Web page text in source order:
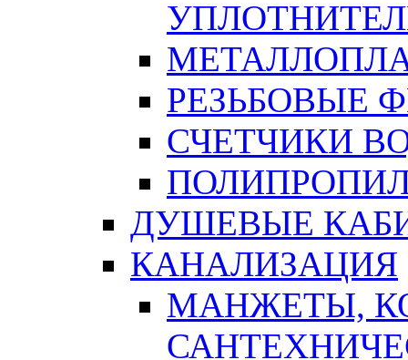
РЕЗЬБОВЫЕ
СЧЕТЧИКИ
ДУШЕВЫЕ
КАНАЛИЗАЦИЯ
МАНЖЕТЫ,